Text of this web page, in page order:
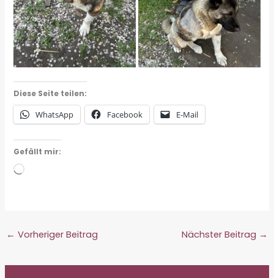
Diese Seite teilen:
WhatsApp Facebook E-Mail
Gefällt mir:
Wird
← Vorheriger Beitrag Nächster Beitrag →